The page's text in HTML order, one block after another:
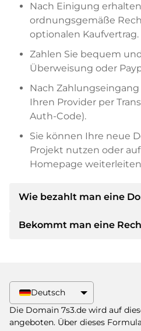
Nach Einigung
ordnungsgemäße
optionalen Kaufvertrag.
Zahlen Sie bequem
Überweisung oder
Nach
Ihren Provider per
Auth-Code).
Sie können Ihre neue
Projekt nutzen oder
Homepage
Wie bezahlt man eine
Nach einer Einigung
Zahlungsmethoden
Bitte geben Sie bei der
den Domainnamen und
Bekommt man eine
größeren Kaufpreisen
Wunsch auch einen
Deutsch
Die Domain 7s3.de wird auf
angeboten. Über dieses